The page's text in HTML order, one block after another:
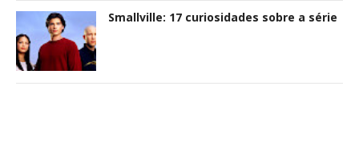
Smallville: 17 curiosidades sobre a série